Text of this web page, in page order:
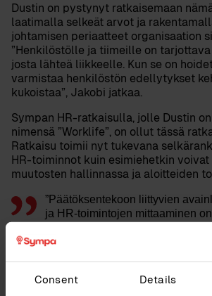
Consent Details
Dustin on pystynyt ratkaisemaan
laatimalla selkeät arvot ja
johtamisen periaatteet organisaation
”Henkilöstölle ja tiimeille on
josta lähteä liikkeelle. Kun se on
varmistaa henkilöstön edellytykset
kukoistaa”, Jakobi jatkaa.
Sympan HR-ratkaisulla, jolle Dustin
nimensä ”Worklife”, on ollut tässä
Ratkaisu toimii nyt tukevana
HR-toiminnot kuin esimiehetkin
muutosten hallinnassa ja aloitteiden
”Päätöksentekoon liittyvien
ja HR-toimintojen mittaaminen
käynnissä on rinnakkain monia
Sympan HR-ratkaisulla voidaan